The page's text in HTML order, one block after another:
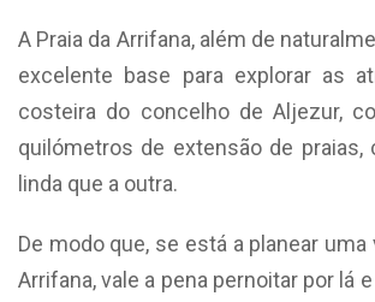
A Praia da Arrifana, além de
excelente base para explorar as
costeira do concelho de Aljezur,
quilómetros de extensão de praias,
linda que a outra.
De modo que, se está a planear uma
Arrifana, vale a pena pernoitar por lá